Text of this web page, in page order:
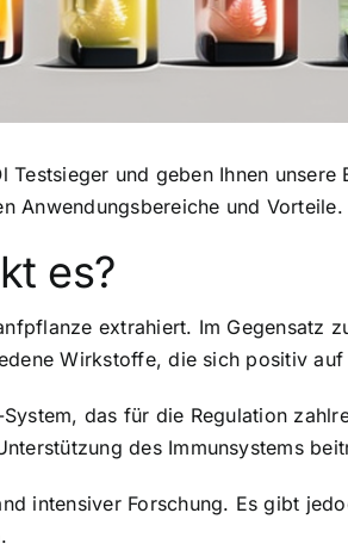
und geben Ihnen unsere
Anwendungsbereiche und
es?
extrahiert. Im Gegensatz
Wirkstoffe, die sich positiv
, das für die Regulation
des Immunsystems
intensiver Forschung. Es gibt